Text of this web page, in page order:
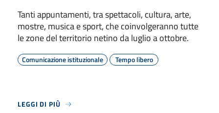
Tanti appuntamenti, tra spettacoli, cultura, arte,
mostre, musica e sport, che coinvolgeranno tutte
le zone del territorio netino da luglio a ottobre.
Comunicazione istituzionale Tempo libero
LEGGI DI PIÙ